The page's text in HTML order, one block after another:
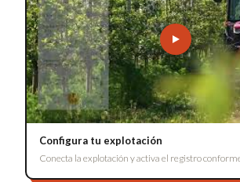
Configura tu explotación
Conecta la explotación y activa el registro